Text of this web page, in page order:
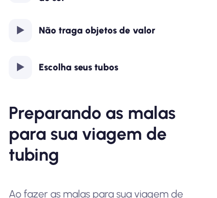
Não traga objetos de valor
Escolha seus tubos
Preparando as malas
para sua viagem de
tubing
Ao fazer as malas para sua viagem de